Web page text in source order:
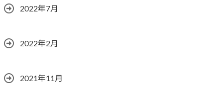
2022年7月
2022年2月
2021年11月